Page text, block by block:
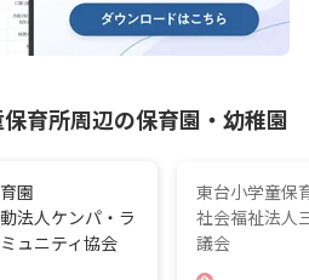
育所周辺の保育園・幼稚園
園
法人ケンパ・ラ
ュニティ協会
東台小学童保
社会福祉法人
議会